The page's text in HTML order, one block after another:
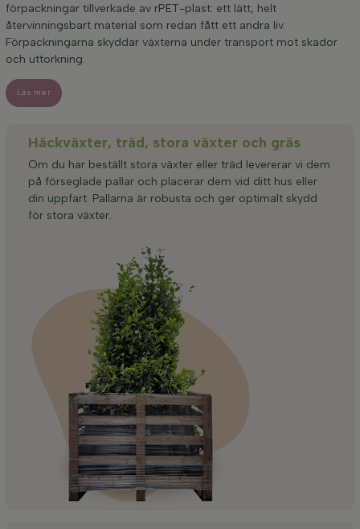
förpackningar tillverkade av rPET-plast: ett lätt, helt
återvinningsbart material som redan fått ett andra liv.
Förpackningarna skyddar växterna under transport mot skador
och uttorkning.
Läs mer
Häckväxter, träd, stora växter och gräs
Om du har beställt stora växter eller träd levererar vi dem
på förseglade pallar och placerar dem vid ditt hus eller
din uppfart. Pallarna är robusta och ger optimalt skydd
för stora växter.